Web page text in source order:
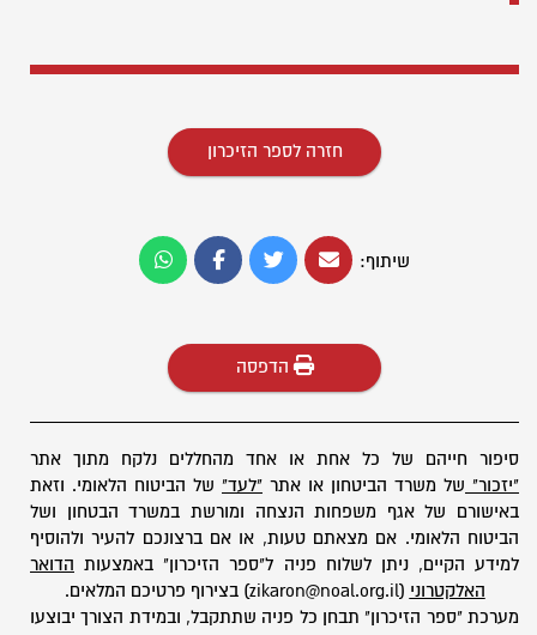
חזרה לספר הזיכרון
שיתוף:
הדפסה
סיפור חייהם של כל אחת או אחד מהחללים נלקח מתוך אתר
"יזכור" של משרד הביטחון או אתר "לעד" של הביטוח הלאומי. וזאת
באישורם של אגף משפחות הנצחה ומורשת במשרד הבטחון ושל
הביטוח הלאומי. אם מצאתם טעות, או אם ברצונכם להעיר ולהוסיף
למידע הקיים, ניתן לשלוח פניה ל"ספר הזיכרון" באמצעות הדואר
האלקטרוני (zikaron@noal.org.il) בצירוף פרטיכם המלאים.
מערכת "ספר הזיכרון" תבחן כל פניה שתתקבל, ובמידת הצורך יבוצעו